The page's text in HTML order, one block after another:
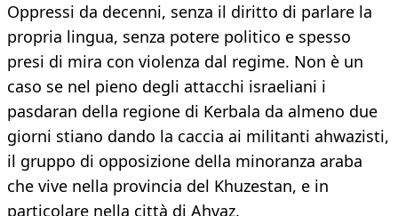
Oppressi da decenni, senza il diritto di parlare la
propria lingua, senza potere politico e spesso
presi di mira con violenza dal regime. Non è un
caso se nel pieno degli attacchi israeliani i
pasdaran della regione di Kerbala da almeno due
giorni stiano dando la caccia ai militanti ahwazisti,
il gruppo di opposizione della minoranza araba
che vive nella provincia del Khuzestan, e in
particolare nella città di Ahvaz.